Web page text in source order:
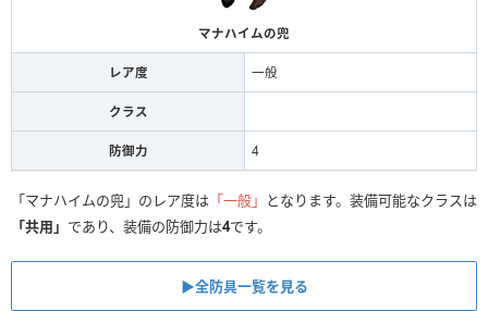
マナハイムの兜
レア度 一般
クラス
防御力 4
「マナハイムの兜」のレア度は 「一般」 となります。装備可能なクラスは
「共用」 であり、装備の防御力は4です。
▶全防具一覧を見る